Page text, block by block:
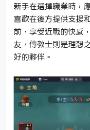
新手在選擇職業時，
喜歡在後方提供支援
前，享受近戰的快感
友，傳教士則是理想
好的夥伴。